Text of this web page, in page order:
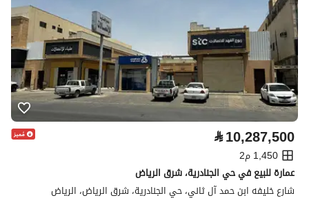
⃁10,287,500
1,450 م2
عمارة للبيع في حي الجنادرية، شرق الرياض
شارع خليفه ابن حمد آل ثاني، حي الجنادرية، شرق الرياض، الرياض